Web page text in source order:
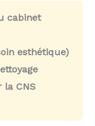
cabinet
esthétique)
la CNS